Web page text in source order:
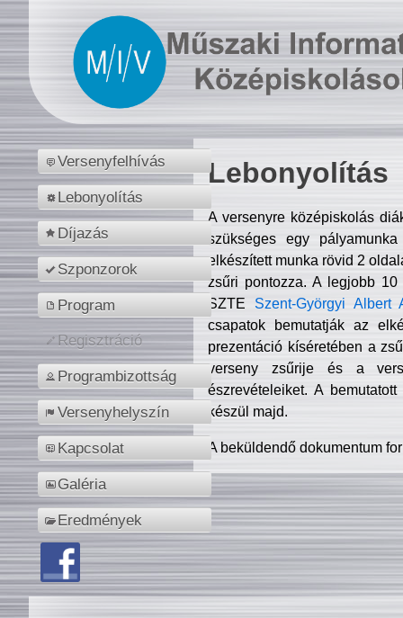
Versenyfelhívás
Lebonyolítás
Díjazás
Szponzorok
Program
Regisztráció
Programbizottság
Versenyhelyszín
Kapcsolat
Galéria
Eredmények
Lebonyolítás
A versenyre középiskolás
szükséges egy
elkészített munka rövid 2
zsűri pontozza. A legjobb
SZTE Szent-Györgyi Albert
csapatok bemutatják az
prezentáció kíséretében a
verseny zsűrije és a
észrevételeiket. A
készül majd.
A beküldendő dokumentum